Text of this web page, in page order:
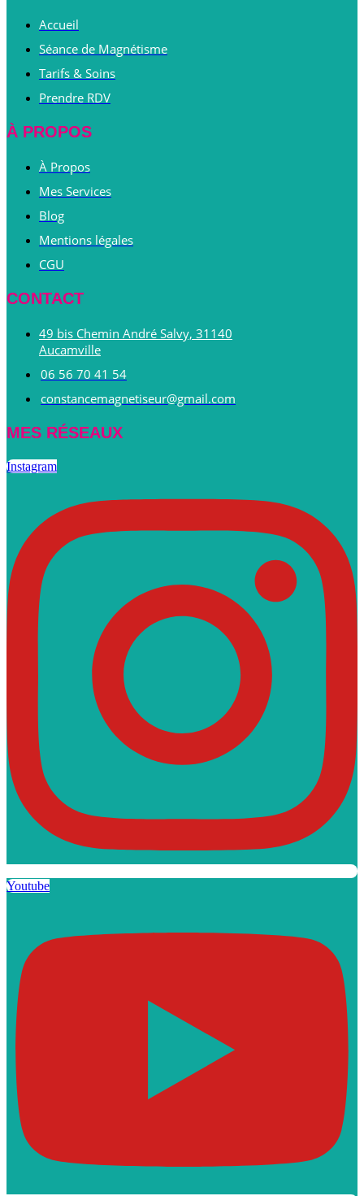
Accueil
Séance de Magnétisme
Tarifs & Soins
Prendre RDV
À PROPOS
À Propos
Mes Services
Blog
Mentions légales
CGU
CONTACT
49 bis Chemin André Salvy, 31140
Aucamville
06 56 70 41 54
constancemagnetiseur@gmail.com
MES RÉSEAUX
Instagram
Youtube